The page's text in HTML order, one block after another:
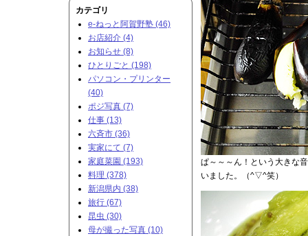
ぱ～～～ん！という大きな
いました。（^▽^笑）
カテゴリ
e-ねっと阿賀野塾 (46)
お店紹介 (4)
お知らせ (8)
ひとりごと (198)
パソコン・プリンター
(40)
ポジ写真 (7)
仕事 (13)
六斉市 (36)
実家にて (7)
家庭菜園 (193)
料理 (378)
新潟県内 (38)
旅行 (67)
昆虫 (30)
母が撮った写真 (10)